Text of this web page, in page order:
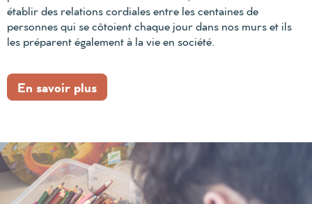
établir des relations cordiales entre les centaines de
personnes qui se côtoient chaque jour dans nos murs et ils
les préparent également à la vie en société.
En savoir plus